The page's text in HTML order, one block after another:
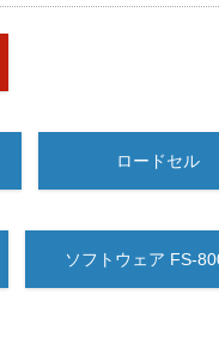
ロードセル
ソフトウェア FS-